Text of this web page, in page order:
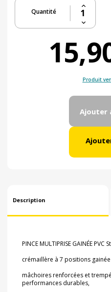
Quantité
Produit
Ajouter
Description
PINCE MULTIPRISE GAINÉE PVC
crémaillère à 7 positions gainée
mâchoires renforcées et
performances durables,